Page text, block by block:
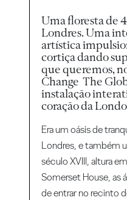
Uma floresta de
Londres. Uma
artística
cortiça dando
que queremos,
Change The
instalação
coração da
Era um oásis de
Londres, e também
século XVIII, altura
Somerset House, as
de entrar no recinto